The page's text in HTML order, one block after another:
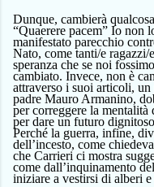
Dunque, cambierà
“Quaerere pacem” Io non
manifestato parecchio
Nato, come tanti/e
speranza che se noi
cambiato. Invece, non è
attraverso i suoi articoli,
padre Mauro Armanino,
per correggere la
per dare un futuro
Perché la guerra, infine,
dell’incesto, come
che Carrieri ci mostra
come dall’inquinamento
iniziare a vestirsi di alberi